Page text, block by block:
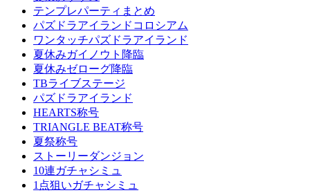
テンプレパーティまとめ
パズドラアイランドコロシアム
ワンタッチパズドラアイランド
夏休みガイノウト降臨
夏休みゼローグ降臨
TBライブステージ
パズドラアイランド
HEARTS称号
TRIANGLE BEAT称号
夏祭称号
ストーリーダンジョン
10連ガチャシミュ
1点狙いガチャシミュ